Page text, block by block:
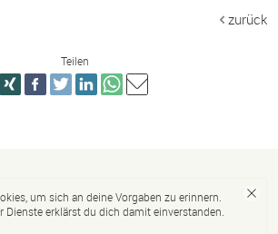
zurück
Teilen
um sich an deine Vorgaben zu erinnern.
Dienste erklärst du dich damit einverstanden.